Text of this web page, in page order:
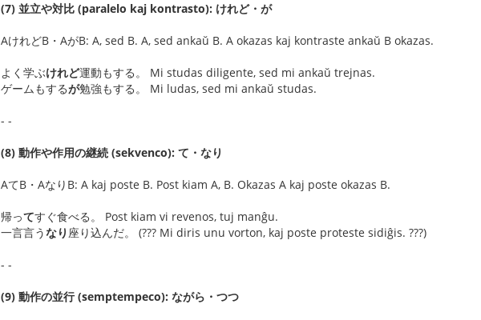
(7) 並立や対比 (paralelo kaj kontrasto): けれど・が
AけれどB・AがB: A, sed B. A, sed ankaŭ B. A okazas kaj kontraste ankaŭ B okazas.
よく学ぶけれど運動もする。 Mi studas diligente, sed mi ankaŭ trejnas.
ゲームもするが勉強もする。 Mi ludas, sed mi ankaŭ studas.
- -
(8) 動作や作用の継続 (sekvenco): て・なり
AてB・AなりB: A kaj poste B. Post kiam A, B. Okazas A kaj poste okazas B.
帰ってすぐ食べる。 Post kiam vi revenos, tuj manĝu.
一言言うなり 座り込んだ。 (??? Mi diris unu vorton, kaj poste proteste sidiĝis. ???)
- -
(9) 動作の並行 (semptempeco): ながら・つつ